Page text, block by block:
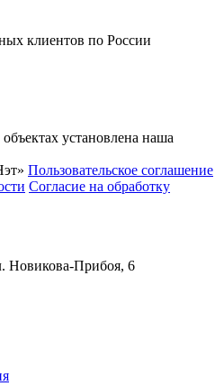
клиентов по России
установлена наша
Пользовательское соглашение
Согласие на обработку
Новикова-Прибоя, 6